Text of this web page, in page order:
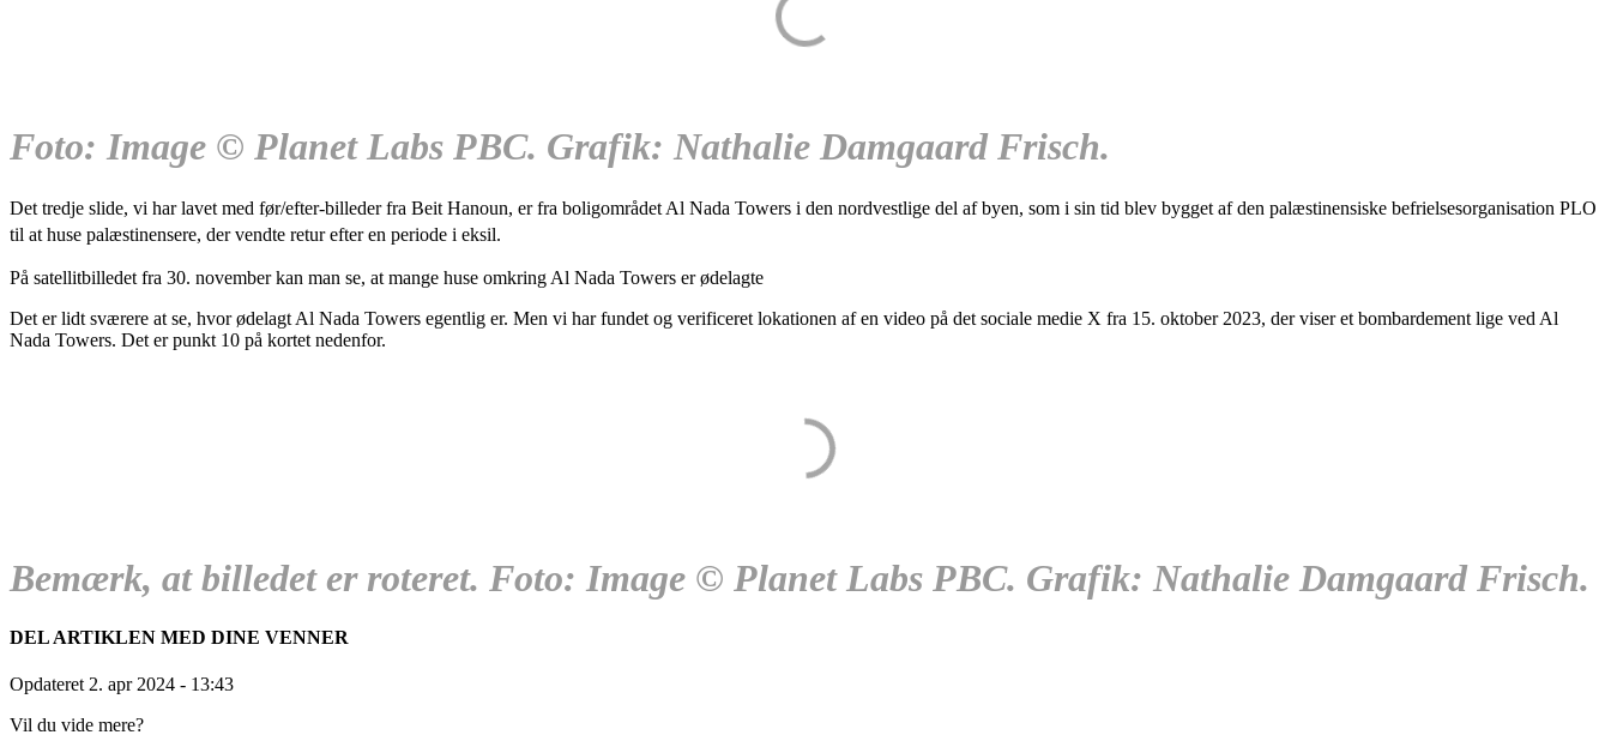
Foto: Image © Planet Labs PBC. Grafik: Nathalie Damgaard Frisch.
Det tredje slide, vi har lavet med før/efter-billeder fra Beit Hanoun, er fra boligområdet Al Nada Towers i den nordvestlige del af byen, som i sin tid blev bygget af den palæstinensiske befrielsesorganisation PLO
til at huse palæstinensere, der vendte retur efter en periode i eksil.
På satellitbilledet fra 30. november kan man se, at mange huse omkring Al Nada Towers er ødelagte
Det er lidt sværere at se, hvor ødelagt Al Nada Towers egentlig er. Men vi har fundet og verificeret lokationen af en video på det sociale medie X fra 15. oktober 2023, der viser et bombardement lige ved Al
Nada Towers. Det er punkt 10 på kortet nedenfor.
Bemærk, at billedet er roteret. Foto: Image © Planet Labs PBC. Grafik: Nathalie Damgaard Frisch.
DEL ARTIKLEN MED DINE VENNER
Opdateret 2. apr 2024 - 13:43
Vil du vide mere?